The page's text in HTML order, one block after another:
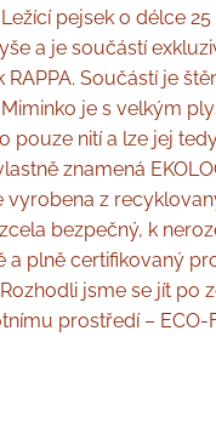
pejsek o délce
a je součástí
Součástí je
je s velkým
pouze nití a lze jej
znamená
z
bezpečný, k
a plně certifikovaný
jsme se jít po
prostředí – ECO-